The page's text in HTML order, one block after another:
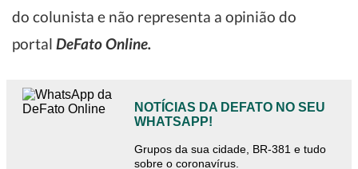
do colunista e não representa a opinião do
portal DeFato Online.